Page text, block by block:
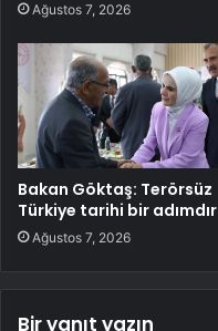
Ağustos 7, 2026
Bakan Göktaş: Terörsüz
Türkiye tarihi bir adımdır
Ağustos 7, 2026
Bir yanıt yazın